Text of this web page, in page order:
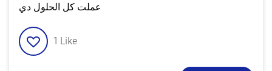
عملت كل الحلول دي
1 Like